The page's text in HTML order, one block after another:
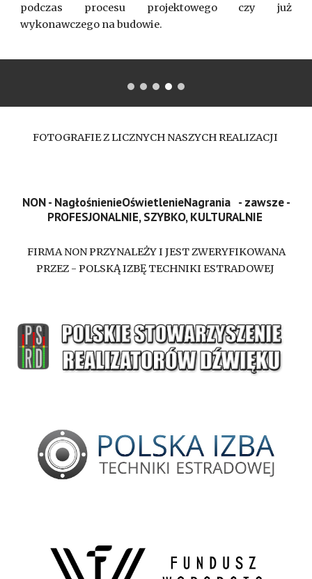
podczas procesu projektowego czy już
wykonawczego na budowie.
FOTOGRAFIE Z LICZNYCH NASZYCH REALIZACJI
NON - NagłośnienieOświetlenieNagrania - zawsze -
PROFESJONALNIE, SZYBKO, KULTURALNIE
FIRMA NON PRZYNALEŻY I JEST ZWERYFIKOWANA
PRZEZ - POLSKĄ IZBĘ TECHNIKI ESTRADOWEJ